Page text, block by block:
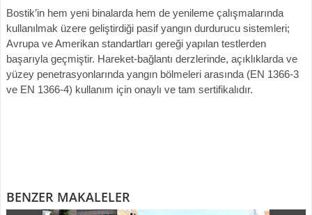
Bostik’in hem yeni binalarda hem de yenileme çalışmalarında
kullanılmak üzere geliştirdiği pasif yangın durdurucu sistemleri;
Avrupa ve Amerikan standartları gereği yapılan testlerden
başarıyla geçmiştir. Hareket-bağlantı derzlerinde, açıklıklarda ve
yüzey penetrasyonlarında yangın bölmeleri arasında (EN 1366-3
ve EN 1366-4) kullanım için onaylı ve tam sertifikalıdır.
BENZER MAKALELER